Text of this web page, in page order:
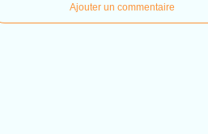
Ajouter un commentaire